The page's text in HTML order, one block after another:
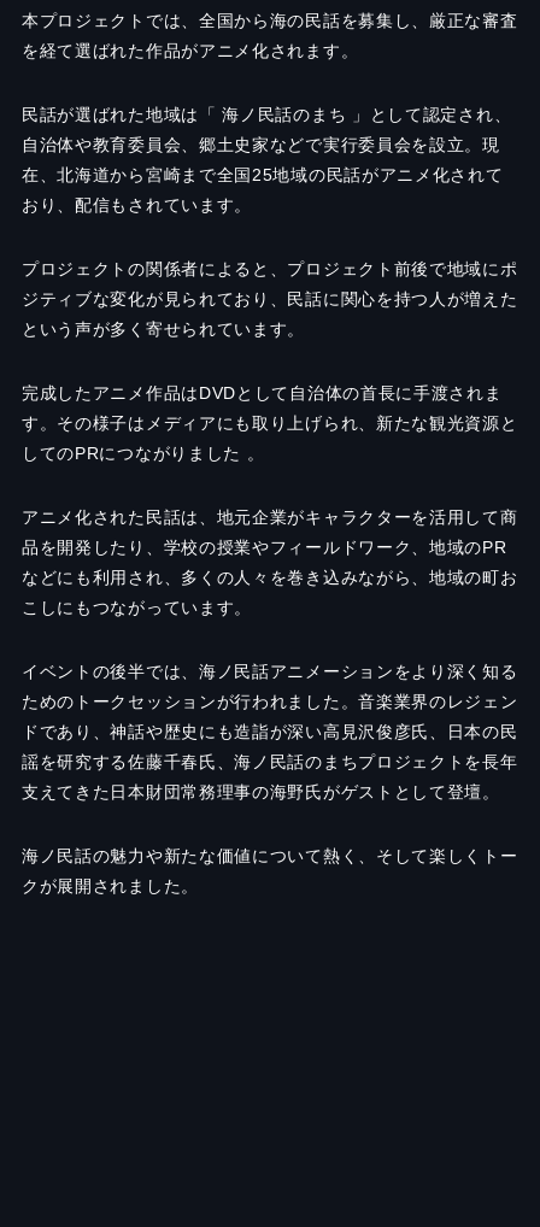
本プロジェクトでは、全国から海の民話を募集し、厳正な審査
を経て選ばれた作品がアニメ化されます。
民話が選ばれた地域は「 海ノ民話のまち 」として認定され、
自治体や教育委員会、郷土史家などで実行委員会を設立。現
在、北海道から宮崎まで全国25地域の民話がアニメ化されて
おり、配信もされています。
プロジェクトの関係者によると、プロジェクト前後で地域にポ
ジティブな変化が見られており、民話に関心を持つ人が増えた
という声が多く寄せられています。
完成したアニメ作品はDVDとして自治体の首長に手渡されま
す。その様子はメディアにも取り上げられ、新たな観光資源と
してのPRにつながりました 。
アニメ化された民話は、地元企業がキャラクターを活用して商
品を開発したり、学校の授業やフィールドワーク、地域のPR
などにも利用され、多くの人々を巻き込みながら、地域の町お
こしにもつながっています。
イベントの後半では、海ノ民話アニメーションをより深く知る
ためのトークセッションが行われました。音楽業界のレジェン
ドであり、神話や歴史にも造詣が深い高見沢俊彦氏、日本の民
謡を研究する佐藤千春氏、海ノ民話のまちプロジェクトを長年
支えてきた日本財団常務理事の海野氏がゲストとして登壇。
海ノ民話の魅力や新たな価値について熱く、そして楽しくトー
クが展開されました。